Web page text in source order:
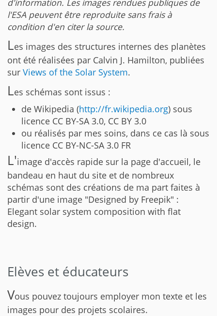
d'information. Les images rendues publiques de
l'ESA peuvent être reproduite sans frais à
condition d'en citer la source.
Les images des structures internes des planètes
ont été réalisées par Calvin J. Hamilton, publiées
sur Views of the Solar System.
Les schémas sont issus :
de Wikipedia (http://fr.wikipedia.org) sous
licence CC BY-SA 3.0, CC BY 3.0
ou réalisés par mes soins, dans ce cas là sous
licence CC BY-NC-SA 3.0 FR
L'image d'accès rapide sur la page d'accueil, le
bandeau en haut du site et de nombreux
schémas sont des créations de ma part faites à
partir d'une image "Designed by Freepik" :
Elegant solar system composition with flat
design.
Elèves et éducateurs
Vous pouvez toujours employer mon texte et les
images pour des projets scolaires.